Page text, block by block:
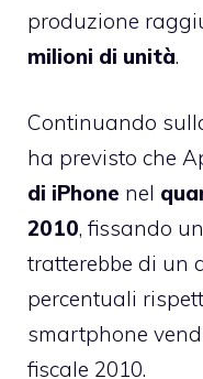
produzione
milioni di unità.
Continuando
ha previsto che
di iPhone nel
2010, fissando
tratterebbe di un
percentuali
smartphone
fiscale 2010.